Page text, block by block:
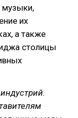
музыки,
их
а также
столицы